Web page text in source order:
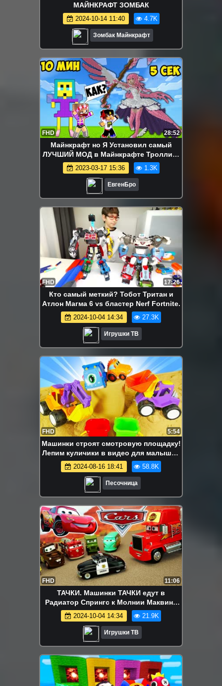
МАЙНКРАФТ ЗОМБАК
2024-10-14 11:40 4.7K
Зомбак Майнкрафт
FHD 28:52
Майнкрафт но Я Установил самый
ЛУЧШИЙ МОД в Майнкрафте Троллинг
Ловушка Minecraft
2023-03-17 15:36 1.3K
ЕвгенБро
FHD 17:26
Кто самый меткий? Тобот Тритан и
Атлон Магма 6 vs бластер Nerf Fortnite.
2024-10-04 14:34 27.3K
Игрушки ТВ
FHD 5:54
Машинки строят смотровую площадку!
Лепим куличики в видео для малышей
Моя Песочница
2024-08-16 18:41 58.8K
Песочница
FHD 11:06
ТАЧКИ. Машинки ТАЧКИ едут в
Радиатор Спрингс к Молнии Маквину
Мультфильм ТАЧКИ Мультики 2017
Игрушки
2024-10-04 14:34 21.9K
Игрушки ТВ